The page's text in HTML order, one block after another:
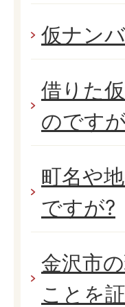
仮ナン
借りた
のです
町名や
ですが?
金沢市
ことを